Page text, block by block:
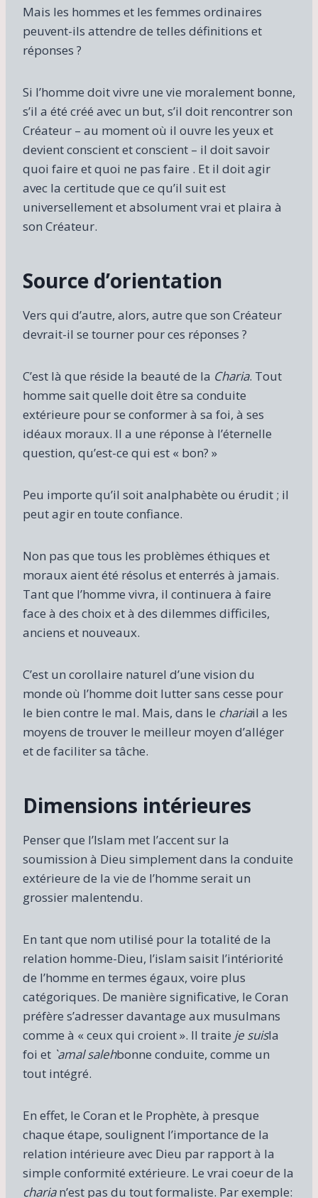
Mais les hommes et les femmes ordinaires
peuvent-ils attendre de telles définitions et
réponses ?
Si l’homme doit vivre une vie moralement bonne,
s’il a été créé avec un but, s’il doit rencontrer son
Créateur – au moment où il ouvre les yeux et
devient conscient et conscient – il doit savoir
quoi faire et quoi ne pas faire . Et il doit agir
avec la certitude que ce qu’il suit est
universellement et absolument vrai et plaira à
son Créateur.
Source d’orientation
Vers qui d’autre, alors, autre que son Créateur
devrait-il se tourner pour ces réponses ?
C’est là que réside la beauté de la Charia. Tout
homme sait quelle doit être sa conduite
extérieure pour se conformer à sa foi, à ses
idéaux moraux. Il a une réponse à l’éternelle
question, qu’est-ce qui est « bon? »
Peu importe qu’il soit analphabète ou érudit ; il
peut agir en toute confiance.
Non pas que tous les problèmes éthiques et
moraux aient été résolus et enterrés à jamais.
Tant que l’homme vivra, il continuera à faire
face à des choix et à des dilemmes difficiles,
anciens et nouveaux.
C’est un corollaire naturel d’une vision du
monde où l’homme doit lutter sans cesse pour
le bien contre le mal. Mais, dans le chariail a les
moyens de trouver le meilleur moyen d’alléger
et de faciliter sa tâche.
Dimensions intérieures
Penser que l’Islam met l’accent sur la
soumission à Dieu simplement dans la conduite
extérieure de la vie de l’homme serait un
grossier malentendu.
En tant que nom utilisé pour la totalité de la
relation homme-Dieu, l’islam saisit l’intériorité
de l’homme en termes égaux, voire plus
catégoriques. De manière significative, le Coran
préfère s’adresser davantage aux musulmans
comme à « ceux qui croient ». Il traite je suisla
foi et `amal salehbonne conduite, comme un
tout intégré.
En effet, le Coran et le Prophète, à presque
chaque étape, soulignent l’importance de la
relation intérieure avec Dieu par rapport à la
simple conformité extérieure. Le vrai coeur de la
charian’est pas du tout formaliste. Par exemple: